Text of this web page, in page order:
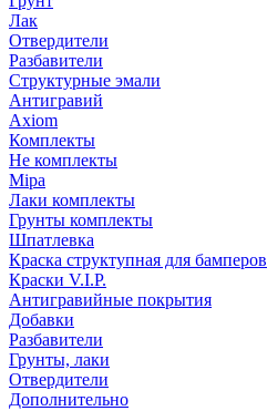
Лак
Отвердители
Разбавители
Структурные эмали
Антигравий
Axiom
Комплекты
Не комплекты
Mipa
Лаки комплекты
Грунты комплекты
Шпатлевка
Краска структупная для бамперов
Краски V.I.P.
Антигравийные покрытия
Добавки
Разбавители
Грунты, лаки
Отвердители
Дополнительно